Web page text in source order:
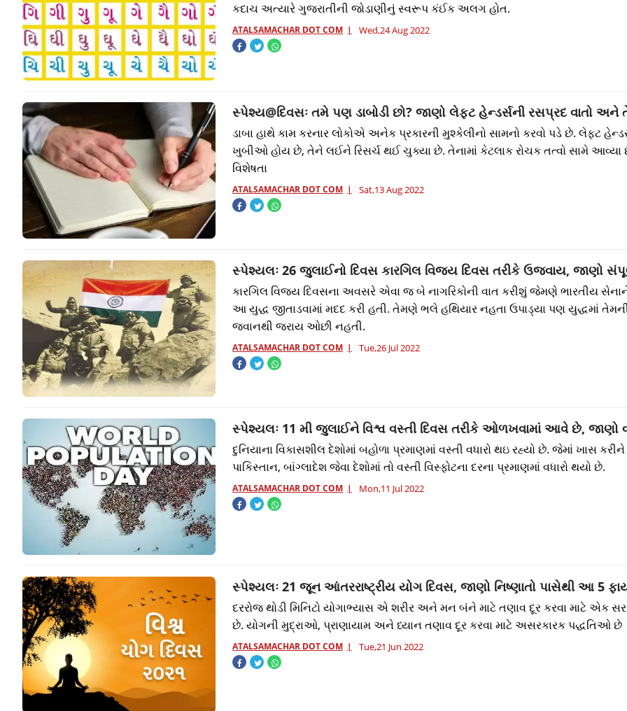
કદાચ અત્યારે ગુજરાતીની જોડાણીનું સ્વરૂપ કંઈક અલગ હોત.
ATALSAMACHAR DOT COM Wed,24 Aug 2022
સ્પેશ્ય@દિવસઃ તમે પણ ડાબોડી છો? જાણો લેફ્ટ હેન્ડર્સની રસપ્રદ વાતો અને
ડાબા હાથે કામ કરનાર લોકોએ અનેક પ્રકારની મુશ્કેલીનો સામનો કરવો પડે છે. લેફ્ટ
ખુબીઓ હોય છે, તેને લઈને રિસર્ચ થઈ ચુક્યા છે. તેનામાં કેટલાક રોચક તત્વો સામે આવ્યા
વિશેષતા
ATALSAMACHAR DOT COM Sat,13 Aug 2022
સ્પેશ્યલઃ 26 જુલાઈનો દિવસ કારગિલ વિજય દિવસ તરીકે ઉજવાય, જાણો
કારગિલ વિજય દિવસના અવસરે એવા જ બે નાગરિકોની વાત કરીશું જેમણે ભારતીય
આ યુદ્ધ જીતાડવામાં મદદ કરી હતી. તેમણે ભલે હથિયાર નહતા ઉપાડ્યા પણ યુદ્ધમાં
જવાનથી જરાય ઓછી નહતી.
ATALSAMACHAR DOT COM Tue,26 Jul 2022
સ્પેશ્યલઃ 11 મી જુલાઈને વિશ્વ વસ્તી દિવસ તરીકે ઓળખવામાં આવે છે, જાણો
દુનિયાના વિકાસશીલ દેશોમાં બહોળા પ્રમાણમાં વસ્તી વધારો થઇ રહ્યો છે. જેમાં ખાસ
પાકિસ્તાન, બાંગ્લાદેશ જેવા દેશોમાં તો વસ્તી વિસ્ફોટના દરના પ્રમાણમાં વધારો થયો છે.
ATALSAMACHAR DOT COM Mon,11 Jul 2022
સ્પેશ્યલઃ 21 જૂન આંતરરાષ્ટ્રીય યોગ દિવસ, જાણો નિષ્ણાતો પાસેથી આ 5
દરરોજ થોડી મિનિટો યોગાભ્યાસ એ શરીર અને મન બંને માટે તણાવ દૂર કરવા માટે એક
છે. યોગની મુદ્રાઓ, પ્રાણાયામ અને ધ્યાન તણાવ દૂર કરવા માટે અસરકારક પદ્ધતિઓ છે
ATALSAMACHAR DOT COM Tue,21 Jun 2022